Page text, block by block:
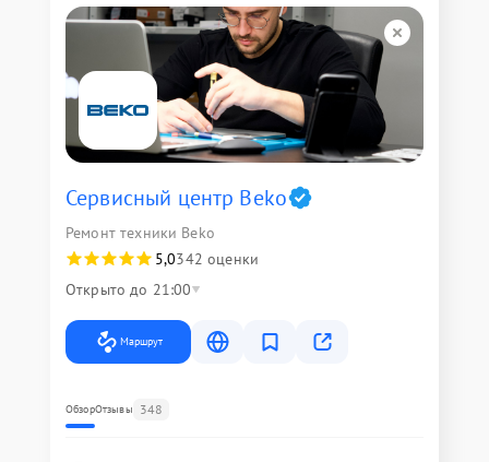
Сервисный центр Beko
Ремонт техники Beko
5,0342 оценки
Открыто до 21:00
Маршрут
ОбзорОтзывы 348